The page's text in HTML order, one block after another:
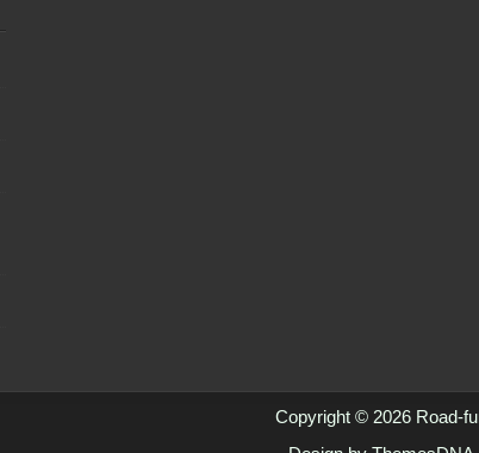
Copyright © 2026 Road-